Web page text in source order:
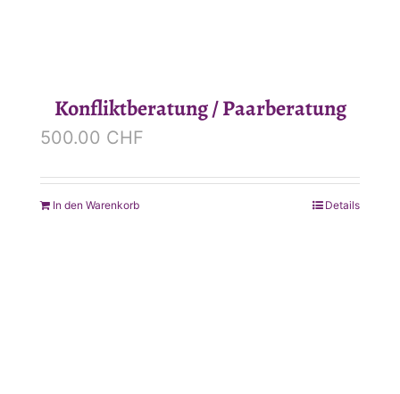
Konfliktberatung / Paarberatung
500.00 CHF
In den Warenkorb Details